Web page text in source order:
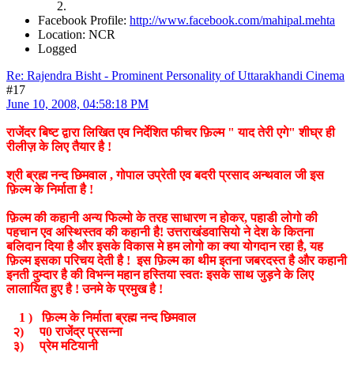
Facebook Profile: http://www.facebook.com/mahipal.mehta
Location: NCR
Logged
Re: Rajendra Bisht - Prominent Personality of Uttarakhandi Cinema
#17
June 10, 2008, 04:58:18 PM
राजेंदर बिष्ट द्वारा लिखित एव निर्देशित फीचर फ़िल्म " याद तेरी एगे" शीघ्र ही
रीलीज़ के लिए तैयार है !
श्री ब्रह्म नन्द छिमवाल , गोपाल उप्रेती एव बदरी प्रसाद अन्थवाल जी इस
फ़िल्म के निर्माता है !
फ़िल्म की कहानी अन्य फिल्मो के तरह साधारण न होकर, पहाडी लोगो की
पहचान एव अस्थिस्तव की कहानी है! उत्तराखंडवासियो ने देश के कितना
बलिदान दिया है और इसके विकास मे हम लोगो का क्या योगदान रहा है, यह
फ़िल्म इसका परिचय देती है ! इस फ़िल्म का थीम इतना जबरदस्त है और कहानी
इनती दुम्दार है की विभन्न महान हस्तिया स्वतः इसके साथ जुड़ने के लिए
लालायित हुए है ! उनमे के प्रमुख है !
1 ) फ़िल्म के निर्माता ब्रह्म नन्द छिमवाल
२) प0 राजेंद्र प्रसन्ना
३) प्रेम मटियानी